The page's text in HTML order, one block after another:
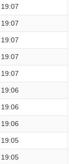
19:07
19:07
19:07
19:07
19:07
19:06
19:06
19:06
19:05
19:05